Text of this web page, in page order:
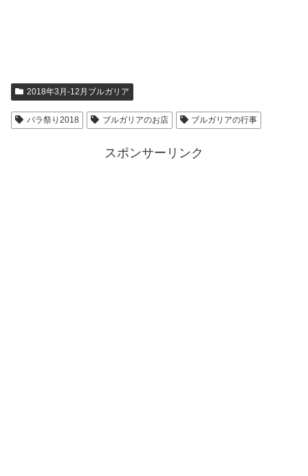
2018年3月-12月ブルガリア
バラ祭り2018 ブルガリアのお店 ブルガリアの行事
スポンサーリンク